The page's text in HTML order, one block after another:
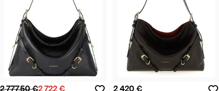
2 777,50 €2 722 € 2 420 €